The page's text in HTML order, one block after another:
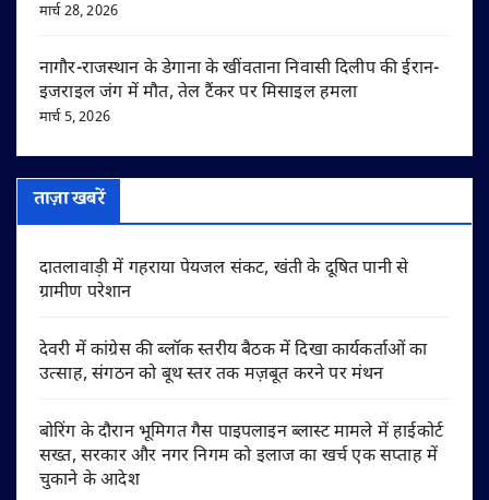
मार्च 28, 2026
नागौर-राजस्थान के डेगाना के खींवताना निवासी दिलीप की ईरान-
इजराइल जंग में मौत, तेल टैंकर पर मिसाइल हमला
मार्च 5, 2026
ताज़ा खबरें
दातलावाड़ी में गहराया पेयजल संकट, खंती के दूषित पानी से
ग्रामीण परेशान
देवरी में कांग्रेस की ब्लॉक स्तरीय बैठक में दिखा कार्यकर्ताओं का
उत्साह, संगठन को बूथ स्तर तक मज़बूत करने पर मंथन
बोरिंग के दौरान भूमिगत गैस पाइपलाइन ब्लास्ट मामले में हाईकोर्ट
सख्त, सरकार और नगर निगम को इलाज का खर्च एक सप्ताह में
चुकाने के आदेश